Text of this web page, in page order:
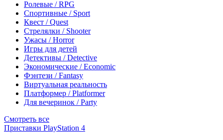
Ролевые / RPG
Спортивные / Sport
Квест / Quest
Стрелялки / Shooter
Ужасы / Horror
Игры для детей
Детективы / Detective
Экономические / Economic
Фэнтези / Fantasy
Виртуальная реальность
Платформер / Platformer
Для вечеринок / Party
Смотреть все
Приставки PlayStation 4